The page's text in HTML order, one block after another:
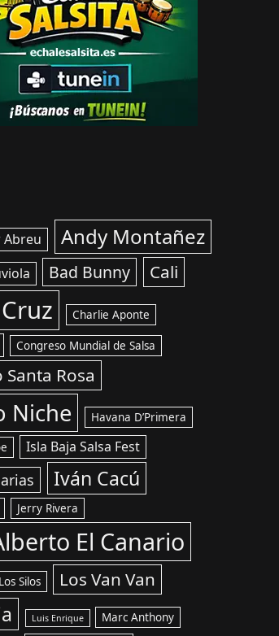
Abreu Andy Montañez
Bad Bunny Cali
Charlie Aponte
Congreso Mundial de Salsa
Rosa
Niche Havana D’Primera
Isla Baja Salsa Fest
Iván Cacú
Jerry Rivera
El Canario
Los Silos Los Van Van
Luis Enrique Marc Anthony